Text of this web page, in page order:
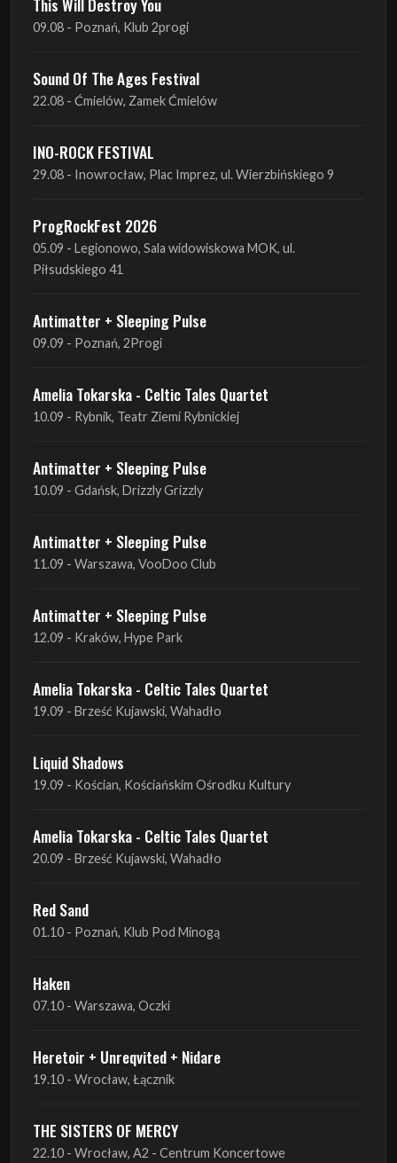
22.08 - Ćmielów, Zamek Ćmielów
INO-ROCK FESTIVAL
29.08 - Inowrocław, Plac Imprez, ul. Wierzbińskiego 9
ProgRockFest 2026
Antimatter + Sleeping Pulse
09.09 - Poznań, 2Progi
Amelia Tokarska - Celtic Tales Quartet
10.09 - Rybnik, Teatr Ziemi Rybnickiej
Antimatter + Sleeping Pulse
Antimatter + Sleeping Pulse
11.09 - Warszawa, VooDoo Club
Antimatter + Sleeping Pulse
12.09 - Kraków, Hype Park
Amelia Tokarska - Celtic Tales Quartet
19.09 - Brześć Kujawski, Wahadło
Liquid Shadows
19.09 - Kościan, Kościańskim Ośrodku Kultury
Amelia Tokarska - Celtic Tales Quartet
20.09 - Brześć Kujawski, Wahadło
Red Sand
Haken
Heretoir + Unreqvited + Nidare
THE SISTERS OF MERCY
22.10 - Wrocław, A2 - Centrum Koncertowe
THE SISTERS OF MERCY